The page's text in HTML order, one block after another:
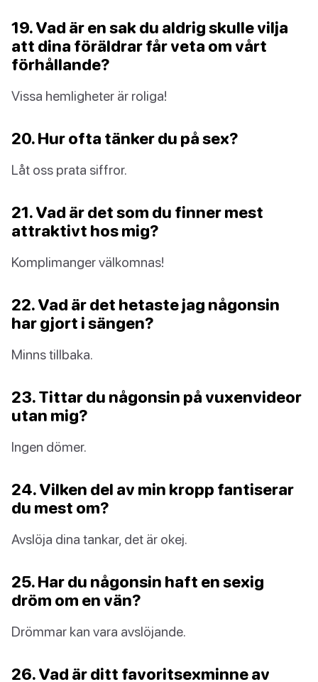
19. Vad är en sak du aldrig skulle vilja
att dina föräldrar får veta om vårt
förhållande?
Vissa hemligheter är roliga!
20. Hur ofta tänker du på sex?
Låt oss prata siffror.
21. Vad är det som du finner mest
attraktivt hos mig?
Komplimanger välkomnas!
22. Vad är det hetaste jag någonsin
har gjort i sängen?
Minns tillbaka.
23. Tittar du någonsin på vuxenvideor
utan mig?
Ingen dömer.
24. Vilken del av min kropp fantiserar
du mest om?
Avslöja dina tankar, det är okej.
25. Har du någonsin haft en sexig
dröm om en vän?
Drömmar kan vara avslöjande.
26. Vad är ditt favoritsexminne av